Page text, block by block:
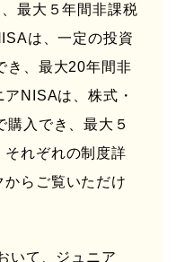
最大５年間非課税
は、一定の投資
き、最大20年間非
NISAは、株式・
購入でき、最大５
それぞれの制度詳
らご覧いただけ
いて、ジュニア